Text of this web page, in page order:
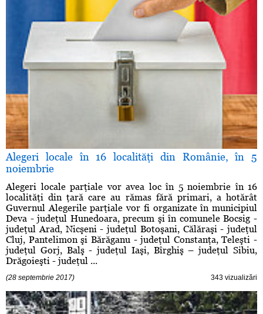
Alegeri locale în 16 localităţi din Românie, în 5
noiembrie
Alegeri locale parţiale vor avea loc în 5 noiembrie în 16
localităţi din ţară care au rămas fără primari, a hotărât
Guvernul Alegerile parţiale vor fi organizate în municipiul
Deva - judeţul Hunedoara, precum şi în comunele Bocsig -
judeţul Arad, Nicşeni - judeţul Botoşani, Călăraşi - judeţul
Cluj, Pantelimon şi Bărăganu - judeţul Constanţa, Teleşti -
judeţul Gorj, Balş - judeţul Iaşi, Bîrghiş – judeţul Sibiu,
Drăgoieşti - judeţul ...
(28 septembrie 2017) 343 vizualizări